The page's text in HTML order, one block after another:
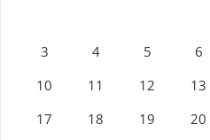
3
4 5 6
10
11 12 13
17
18 19 20